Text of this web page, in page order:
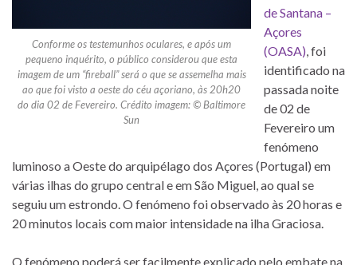
Conforme os testemunhos oculares, e após um
pequeno inquérito, o público considerou que esta
imagem de um “fireball” será o que se assemelha mais
ao que foi visto a oeste do céu açoriano, às 20h20
do dia 02 de Fevereiro. Crédito imagem: © Baltimore
Sun
de Santana –
Açores
(OASA), foi
identificado na
passada noite
de 02 de
Fevereiro um
fenómeno
luminoso a Oeste do arquipélago dos Açores (Portugal) em
várias ilhas do grupo central e em São Miguel, ao qual se
seguiu um estrondo. O fenómeno foi observado às 20 horas e
20 minutos locais com maior intensidade na ilha Graciosa.
O fenómeno poderá ser facilmente explicado pelo embate na